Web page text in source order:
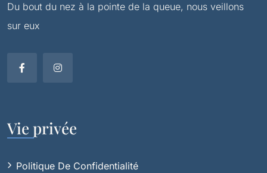
Du bout du nez à la pointe de la queue, nous veillons
sur eux
Vie privée
Politique De Confidentialité